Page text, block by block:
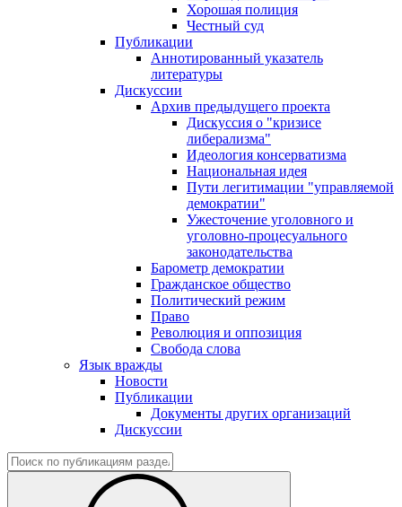
Хорошая полиция
Честный суд
Публикации
Аннотированный указатель
литературы
Дискуссии
Архив предыдущего проекта
Дискуссия о "кризисе
либерализма"
Идеология консерватизма
Национальная идея
Пути легитимации "управляемой
демократии"
Ужесточение уголовного и
уголовно-процесуального
законодательства
Барометр демократии
Гражданское общество
Политический режим
Право
Революция и оппозиция
Свобода слова
Язык вражды
Новости
Публикации
Документы других организаций
Дискуссии